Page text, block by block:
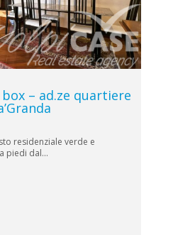
– ad.ze quartiere
residenziale verde e
piedi dal...